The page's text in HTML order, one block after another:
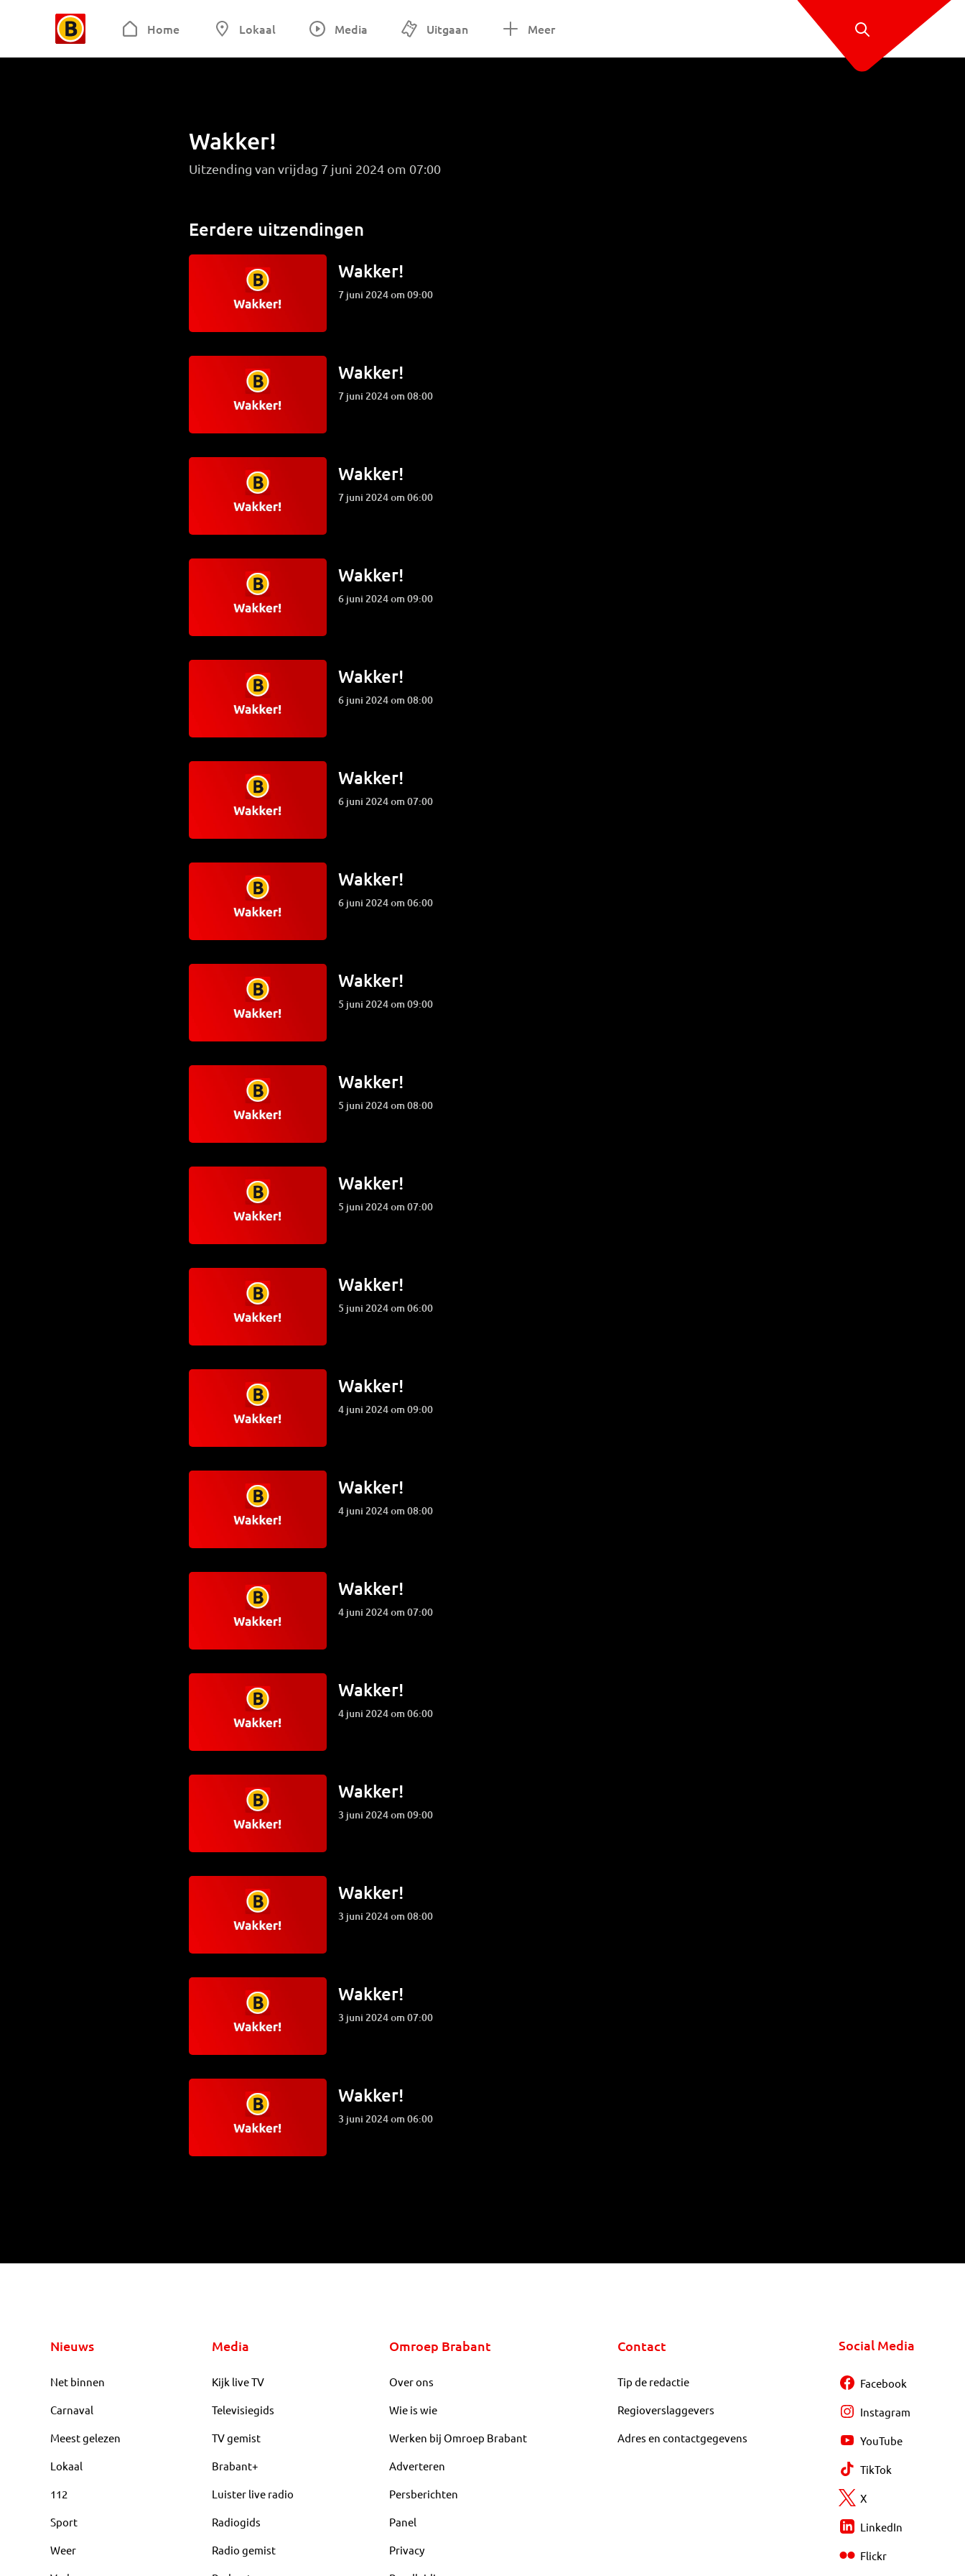
Home Lokaal Media Uitgaan Meer
Wakker!
Uitzending van vrijdag 7 juni 2024 om 07:00
Eerdere uitzendingen
Wakker!
7 juni 2024 om 09:00
Wakker!
7 juni 2024 om 08:00
Wakker!
7 juni 2024 om 06:00
Wakker!
6 juni 2024 om 09:00
Wakker!
6 juni 2024 om 08:00
Wakker!
6 juni 2024 om 07:00
Wakker!
6 juni 2024 om 06:00
Wakker!
5 juni 2024 om 09:00
Wakker!
5 juni 2024 om 08:00
Wakker!
5 juni 2024 om 07:00
Wakker!
5 juni 2024 om 06:00
Wakker!
4 juni 2024 om 09:00
Wakker!
4 juni 2024 om 08:00
Wakker!
4 juni 2024 om 07:00
Wakker!
4 juni 2024 om 06:00
Wakker!
3 juni 2024 om 09:00
Wakker!
3 juni 2024 om 08:00
Wakker!
3 juni 2024 om 07:00
Wakker!
3 juni 2024 om 06:00
Nieuws
Net binnen
Carnaval
Meest gelezen
Lokaal
112
Sport
Weer
Media
Kijk live TV
Televisiegids
TV gemist
Brabant+
Luister live radio
Radiogids
Radio gemist
Omroep Brabant
Over ons
Wie is wie
Werken bij Omroep Brabant
Adverteren
Persberichten
Panel
Privacy
Contact
Tip de redactie
Regioverslaggevers
Adres en contactgegevens
Social Media
Facebook
Instagram
YouTube
TikTok
X
LinkedIn
Flickr